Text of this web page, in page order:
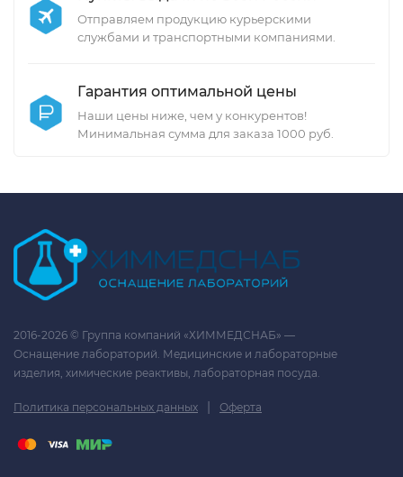
Отправляем продукцию курьерскими
службами и транспортными компаниями.
Гарантия оптимальной цены
Наши цены ниже, чем у конкурентов!
Минимальная сумма для заказа 1000 руб.
2016-2026 © Группа компаний «ХИММЕДСНАБ» —
Оснащение лабораторий. Медицинские и лабораторные
изделия, химические реактивы, лабораторная посуда.
Политика персональных данных | Оферта